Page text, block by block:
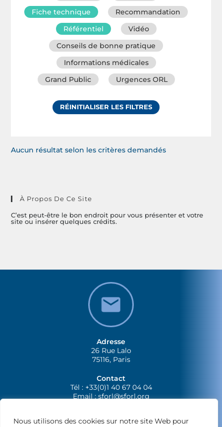
Nous utilisons des cookies sur notre site Web pour
Fiche technique
Recommandation
Référentiel
Vidéo
Conseils de bonne pratique
Informations médicales
Grand Public
Urgences ORL
RÉINITIALISER LES FILTRES
Aucun résultat selon les critères demandés
À Propos De Ce Site
C’est peut-être le bon endroit pour vous présenter et votre
site ou insérer quelques crédits.
Adresse
26 Rue Lalo
75116, Paris
Contact
Tél : +33(0)1 40 67 04 04
Email :sforl@sforl.org